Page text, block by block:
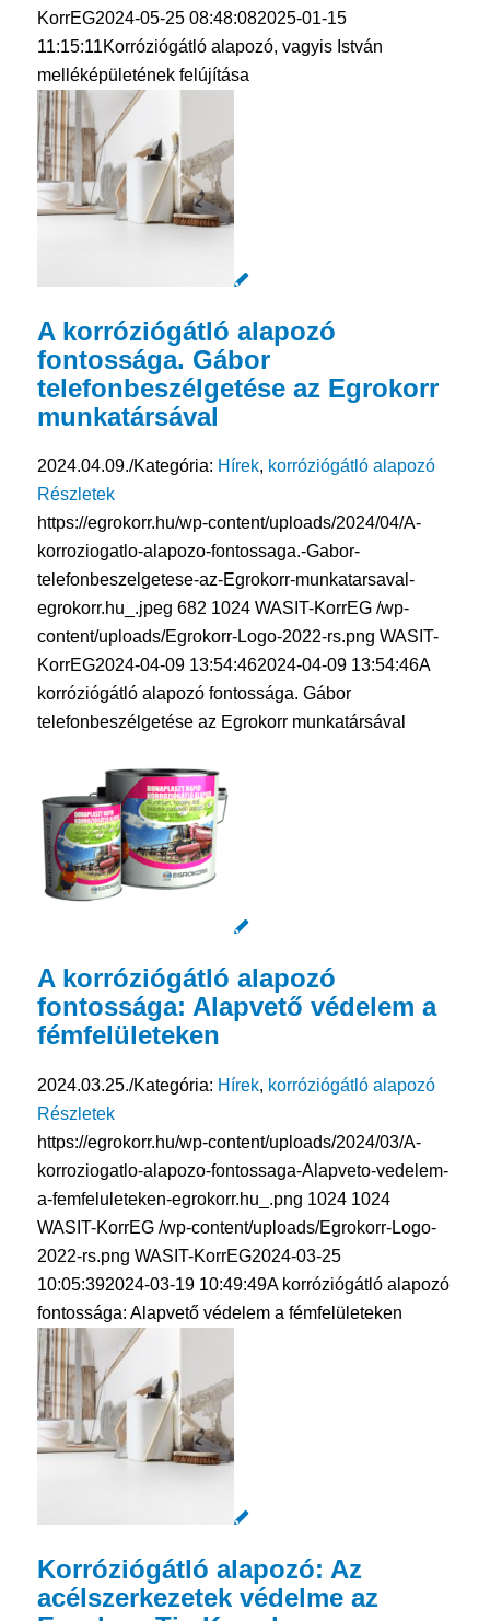
KorrEG2024-05-25 08:48:082025-01-15
11:15:11Korróziógátló alapozó, vagyis István
melléképületének felújítása
A korróziógátló alapozó
fontossága. Gábor
telefonbeszélgetése az Egrokorr
munkatársával
2024.04.09./Kategória: Hírek, korróziógátló alapozó
Részletek
https://egrokorr.hu/wp-content/uploads/2024/04/A-
korroziogatlo-alapozo-fontossaga.-Gabor-
telefonbeszelgetese-az-Egrokorr-munkatarsaval-
egrokorr.hu_.jpeg 682 1024 WASIT-KorrEG /wp-
content/uploads/Egrokorr-Logo-2022-rs.png WASIT-
KorrEG2024-04-09 13:54:462024-04-09 13:54:46A
korróziógátló alapozó fontossága. Gábor
telefonbeszélgetése az Egrokorr munkatársával
A korróziógátló alapozó
fontossága: Alapvető védelem a
fémfelületeken
2024.03.25./Kategória: Hírek, korróziógátló alapozó
Részletek
https://egrokorr.hu/wp-content/uploads/2024/03/A-
korroziogatlo-alapozo-fontossaga-Alapveto-vedelem-
a-femfeluleteken-egrokorr.hu_.png 1024 1024
WASIT-KorrEG /wp-content/uploads/Egrokorr-Logo-
2022-rs.png WASIT-KorrEG2024-03-25
10:05:392024-03-19 10:49:49A korróziógátló alapozó
fontossága: Alapvető védelem a fémfelületeken
Korróziógátló alapozó: Az
acélszerkezetek védelme az